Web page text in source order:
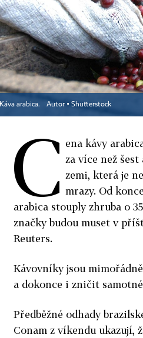
Káva arabica. Autor ▪ Shutterstock
C ena kávy
za více než
zemi, která je
mrazy. Od
arabica stouply zhruba o
značky budou muset v
Reuters.
Kávovníky jsou
a dokonce i zničit
Předběžné odhady
Conam z víkendu ukazují,